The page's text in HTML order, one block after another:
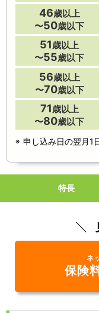
46歳以上
〜50歳以下
51歳以上
〜55歳以下
56歳以上
〜70歳以下
71歳以上
〜80歳以下
申し込み日の翌月1
特長
ネ
保険